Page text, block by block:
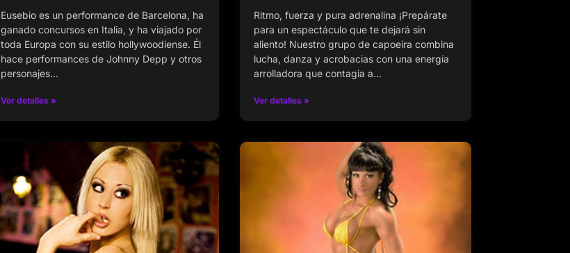
Eusebio es un performance de Barcelona, ha
ganado concursos en Italia, y ha viajado por
toda Europa con su estilo hollywoodiense. Él
hace performances de Johnny Depp y otros
personajes…
Ver detalles »
Ritmo, fuerza y pura adrenalina ¡Prepárate
para un espectáculo que te dejará sin
aliento! Nuestro grupo de capoeira combina
lucha, danza y acrobacias con una energía
arrolladora que contagia a…
Ver detalles »